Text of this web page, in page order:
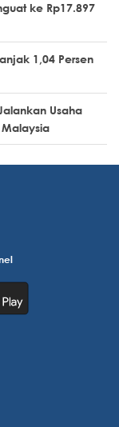
ke Rp17.897
1,04 Persen
Usaha